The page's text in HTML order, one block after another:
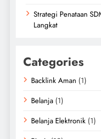
Strategi Penataan
Langkat
Categories
Backlink Aman (1)
Belanja (1)
Belanja Elektronik (1)